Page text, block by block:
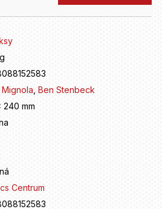
, Ben Stenbeck
240 mm
Centrum